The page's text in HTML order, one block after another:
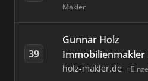
Makler
39
Gunnar Holz
Immobilienmakler
holz-makler.de